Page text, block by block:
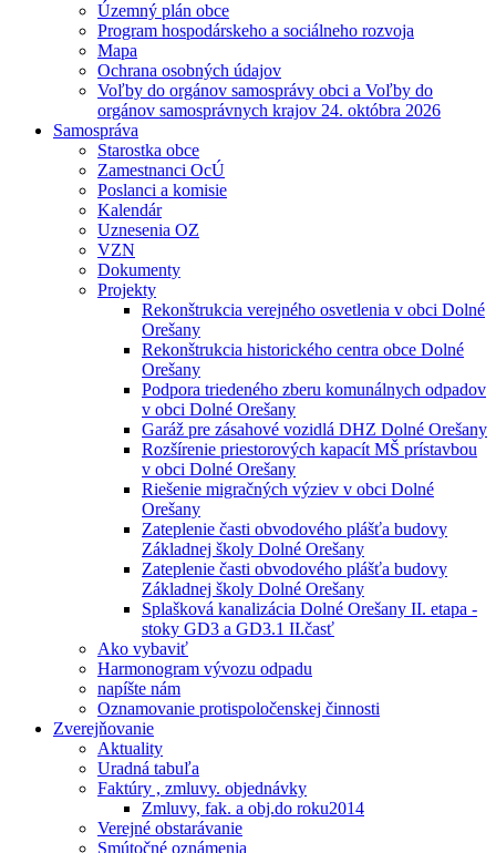
Územný plán obce
Program hospodárskeho a sociálneho rozvoja
Mapa
Ochrana osobných údajov
Voľby do orgánov samosprávy obci a Voľby do
orgánov samosprávnych krajov 24. októbra 2026
Samospráva
Starostka obce
Zamestnanci OcÚ
Poslanci a komisie
Kalendár
Uznesenia OZ
VZN
Dokumenty
Projekty
Rekonštrukcia verejného osvetlenia v obci Dolné
Orešany
Rekonštrukcia historického centra obce Dolné
Orešany
Podpora triedeného zberu komunálnych odpadov
v obci Dolné Orešany
Garáž pre zásahové vozidlá DHZ Dolné Orešany
Rozšírenie priestorových kapacít MŠ prístavbou
v obci Dolné Orešany
Riešenie migračných výziev v obci Dolné
Orešany
Zateplenie časti obvodového plášťa budovy
Základnej školy Dolné Orešany
Zateplenie časti obvodového plášťa budovy
Základnej školy Dolné Orešany
Splašková kanalizácia Dolné Orešany II. etapa -
stoky GD3 a GD3.1 II.časť
Ako vybaviť
Harmonogram vývozu odpadu
napíšte nám
Oznamovanie protispoločenskej činnosti
Zverejňovanie
Aktuality
Uradná tabuľa
Faktúry , zmluvy. objednávky
Zmluvy, fak. a obj.do roku2014
Verejné obstarávanie
Smútočné oznámenia